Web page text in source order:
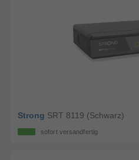
Strong SRT 8119 (Schwarz)
sofort versandfertig